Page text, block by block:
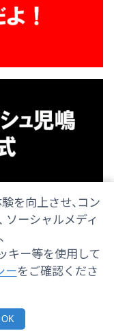
を向上させ、コン
ソーシャルメディ
キー等を使用して
ーをご確認くださ
OK
防災情報
Co.,Ltd.